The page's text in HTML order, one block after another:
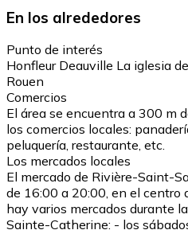
En los alrededores
Punto de interés
Honfleur Deauville La iglesia
Rouen
Comercios
El área se encuentra a 300 m
los comercios locales:
peluquería, restaurante, etc.
Los mercados locales
El mercado de Rivière-Saint-
de 16:00 a 20:00, en el centro
hay varios mercados durante
Sainte-Catherine: - los